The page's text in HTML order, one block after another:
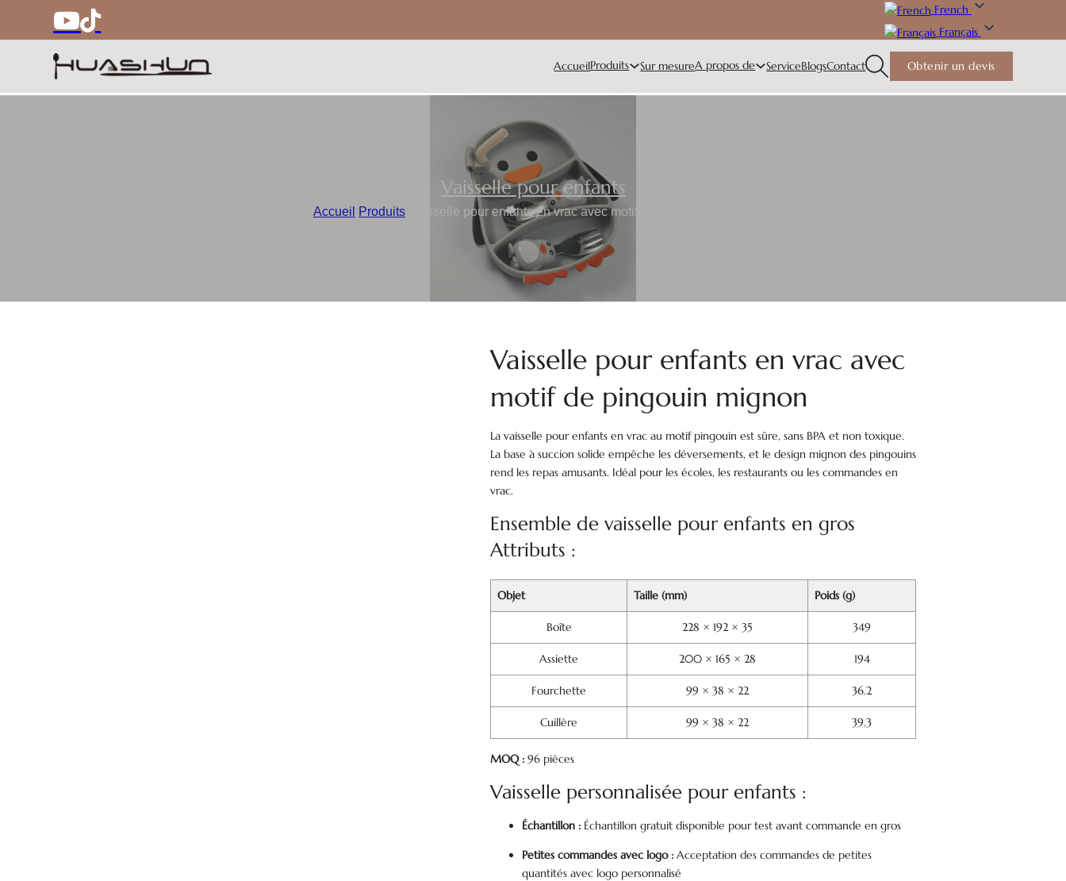
French
Français
AccueilProduits Sur mesureA propos de ServiceBlogsContact Obtenir un devis
Vaisselle pour enfants
Accueil Produits Vaisselle pour enfants en vrac avec motif de pingouin mignon
Vaisselle pour enfants en vrac avec
motif de pingouin mignon
La vaisselle pour enfants en vrac au motif pingouin est sûre, sans BPA et non toxique.
La base à succion solide empêche les déversements, et le design mignon des pingouins
rend les repas amusants. Idéal pour les écoles, les restaurants ou les commandes en
vrac.
Ensemble de vaisselle pour enfants en gros
Attributs :
Objet Taille (mm) Poids (g)
Boîte 228 × 192 × 35 349
Assiette 200 × 165 × 28 194
Fourchette 99 × 38 × 22 36.2
Cuillère 99 × 38 × 22 39.3
MOQ : 96 pièces
Vaisselle personnalisée pour enfants :
Échantillon : Échantillon gratuit disponible pour test avant commande en gros
Petites commandes avec logo : Acceptation des commandes de petites
quantités avec logo personnalisé